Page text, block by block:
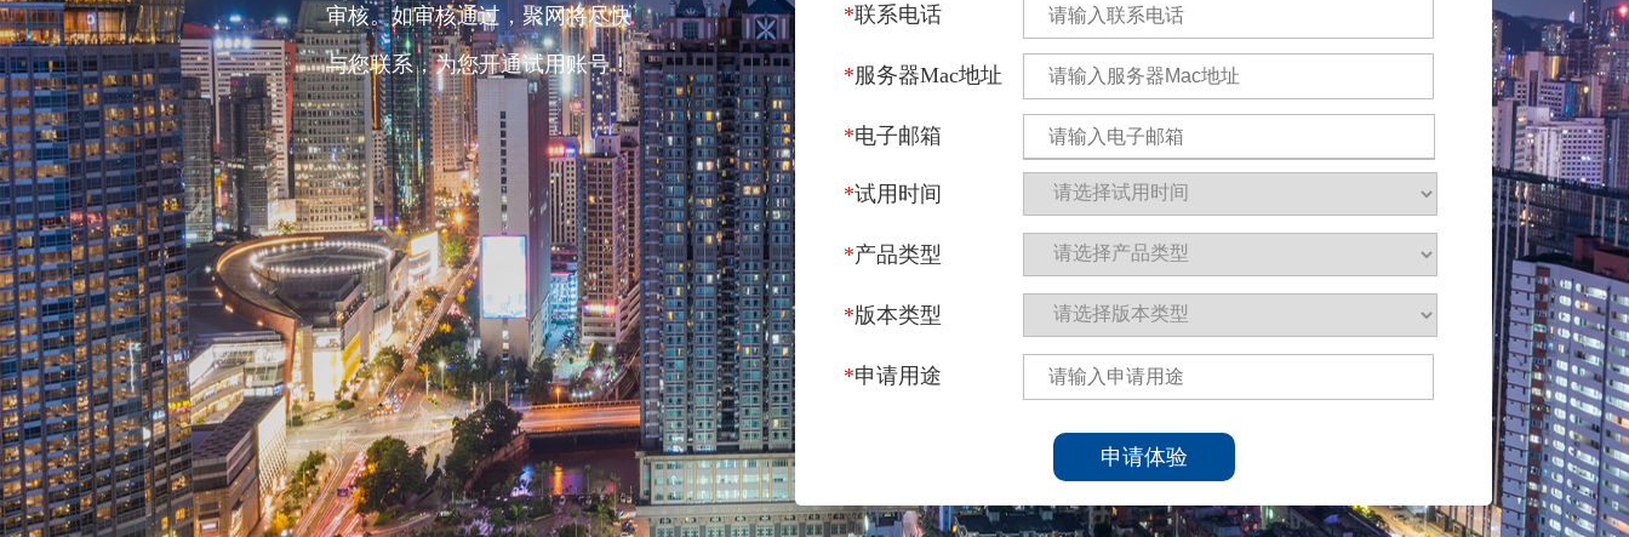
审核。如审核通过，聚网将尽快
与您联系，为您开通试用账号！
*联系电话
*服务器Mac地址
*电子邮箱
*试用时间
*产品类型
*版本类型
*申请用途